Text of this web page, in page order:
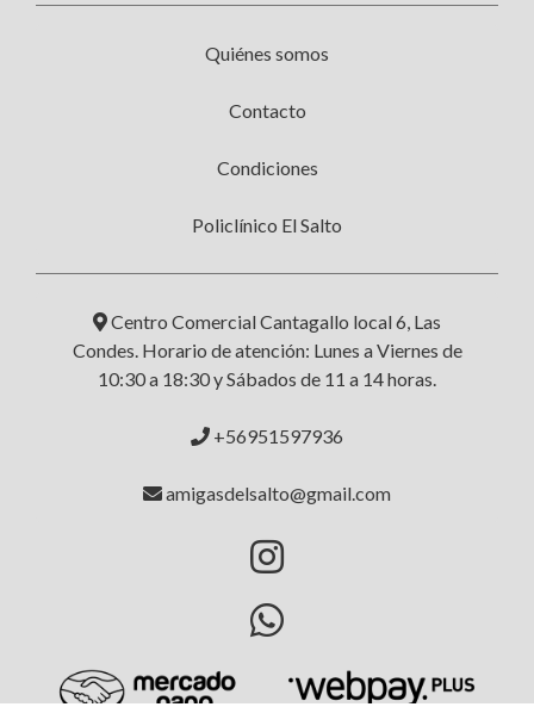
Quiénes somos
Contacto
Condiciones
Policlínico El Salto
Centro Comercial Cantagallo local 6, Las
Condes. Horario de atención: Lunes a Viernes de
10:30 a 18:30 y Sábados de 11 a 14 horas.
+56951597936
amigasdelsalto@gmail.com